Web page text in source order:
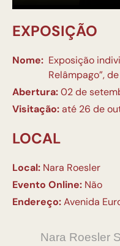
EXPOSIÇÃO
Nome: Exposição
Relâmpago”,
Abertura:02 de
Visitação:até 26 de
LOCAL
Local: Nara Roesler
Evento Online: Não
Endereço:Avenida
Nara Roesler